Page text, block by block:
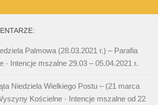
Palmowa (28.03.2021 r.) – Parafia
- Intencje mszalne 29.03 – 05.04.2021 r.
Niedziela Wielkiego Postu – (21 marca
Kościelne - Intencje mszalne od 22